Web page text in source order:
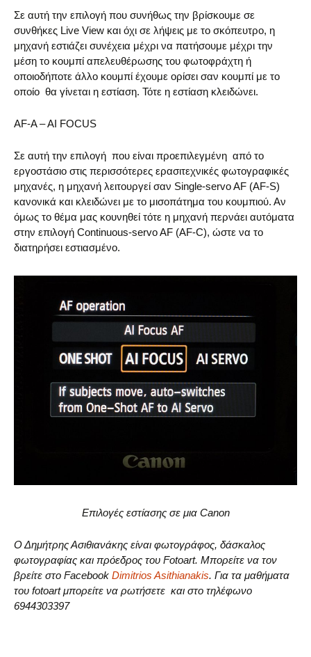
Σε αυτή την επιλογή που συνήθως την βρίσκουμε σε
συνθήκες Live View και όχι σε λήψεις με το σκόπευτρο, η
μηχανή εστιάζει συνέχεια μέχρι να πατήσουμε μέχρι την
μέση το κουμπί απελευθέρωσης του φωτοφράχτη ή
οποιοδήποτε άλλο κουμπί έχουμε ορίσει σαν κουμπί με το
οποίο θα γίνεται η εστίαση. Τότε η εστίαση κλειδώνει.
AF-A – AI FOCUS
Σε αυτή την επιλογή που είναι προεπιλεγμένη από το
εργοστάσιο στις περισσότερες ερασιτεχνικές φωτογραφικές
μηχανές, η μηχανή λειτουργεί σαν Single-servo AF (AF-S)
κανονικά και κλειδώνει με το μισοπάτημα του κουμπιού. Αν
όμως το θέμα μας κουνηθεί τότε η μηχανή περνάει αυτόματα
στην επιλογή Continuous-servo AF (AF-C), ώστε να το
διατηρήσει εστιασμένο.
Επιλογές εστίασης σε μια Canon
Ο Δημήτρης Ασιθιανάκης είναι φωτογράφος, δάσκαλος
φωτογραφίας και πρόεδρος του Fotoart. Μπορείτε να τον
βρείτε στο Facebook Dimitrios Asithianakis. Για τα μαθήματα
του fotoart μπορείτε να ρωτήσετε και στο τηλέφωνο
6944303397